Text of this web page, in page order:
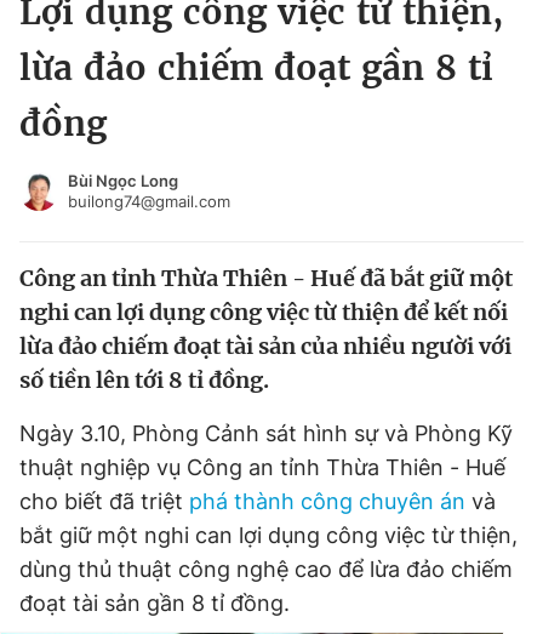
Chuyên mục
Chuyên mục khác
Chào ngày mới
Video Magazine
Sản phẩm khác
Tiện ích Bạn cần biết
Thông tin tòa soạn Liên hệ quảng cáo
Đổi mật khẩu
Tin đã lưu
Tin đã xem
Đăng xuất
Lợi dụng công việc từ thiện,
lừa đảo chiếm đoạt gần 8 tỉ
đồng
Bùi Ngọc Long
builong74@gmail.com
Công an tỉnh Thừa Thiên - Huế đã bắt giữ một
nghi can lợi dụng công việc từ thiện để kết nối
lừa đảo chiếm đoạt tài sản của nhiều người với
số tiền lên tới 8 tỉ đồng.
Ngày 3.10, Phòng Cảnh sát hình sự và Phòng Kỹ
thuật nghiệp vụ Công an tỉnh Thừa Thiên - Huế
cho biết đã triệt phá thành công chuyên án và
bắt giữ một nghi can lợi dụng công việc từ thiện,
dùng thủ thuật công nghệ cao để lừa đảo chiếm
đoạt tài sản gần 8 tỉ đồng.